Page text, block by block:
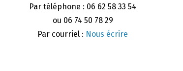
Par téléphone : 06 62 58 33 54
ou 06 74 50 78 29
Par courriel : Nous écrire